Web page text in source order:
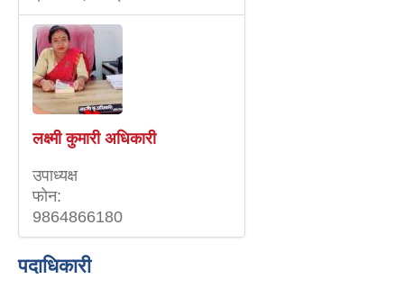
लक्ष्मी कुमारी अधिकारी
उपाध्यक्ष
फाेन:
9864866180
पदाधिकारी